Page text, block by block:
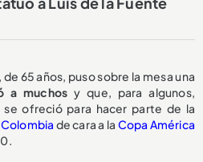
65 años, puso sobre la mesa una
a muchosy que, para algunos,
se ofreció para hacer parte de la
de cara a la Copa América